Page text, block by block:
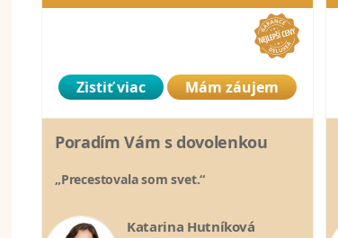
Zistiť viac Mám záujem
Poradím Vám s dovolenkou
„Precestovala som svet.“
Katarina Hutníková